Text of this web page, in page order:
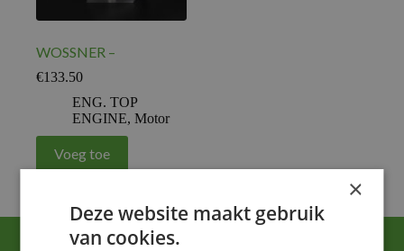
WOSSNER –
€133.50
ENG. TOP
ENGINE, Motor
Voeg toe
×
Deze website maakt gebruik
van cookies.